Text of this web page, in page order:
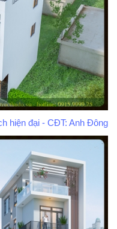
hiện đại - CĐT: Anh Đông